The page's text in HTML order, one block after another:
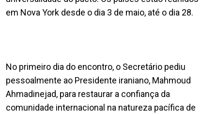
em Nova York desde o dia 3 de maio, até o dia 28.
No primeiro dia do encontro, o Secretário pediu
pessoalmente ao Presidente iraniano, Mahmoud
Ahmadinejad, para restaurar a confiança da
comunidade internacional na natureza pacífica de